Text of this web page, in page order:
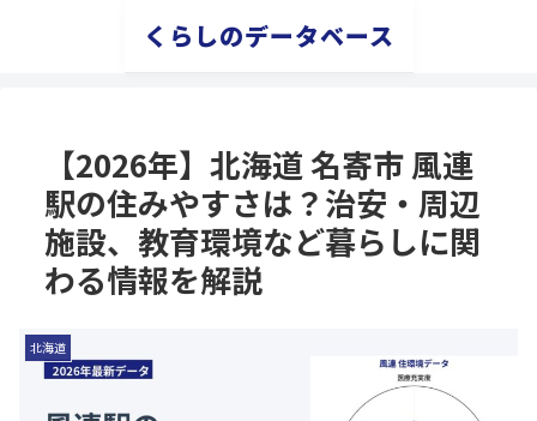
くらしのデータベース
【2026年】北海道 名寄市 風連
駅の住みやすさは？治安・周辺
施設、教育環境など暮らしに関
わる情報を解説
北海道